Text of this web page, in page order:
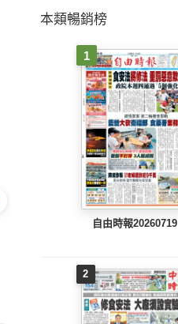
完整
旺報(1026 EPUB完整
版)
本類暢銷榜
1
自由時報20260719
2